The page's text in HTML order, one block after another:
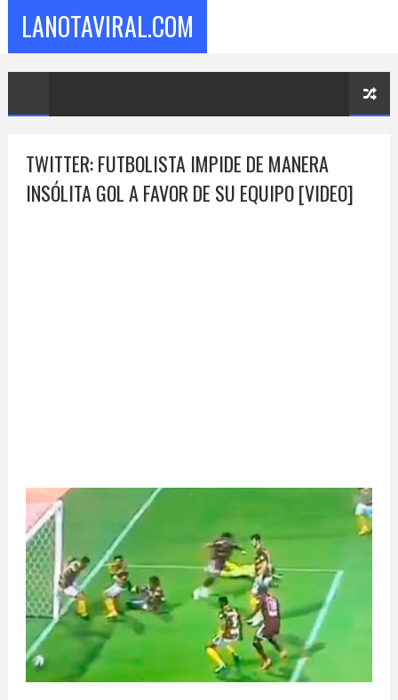
LANOTAVIRAL.COM
TWITTER: FUTBOLISTA IMPIDE DE MANERA
INSÓLITA GOL A FAVOR DE SU EQUIPO [VIDEO]